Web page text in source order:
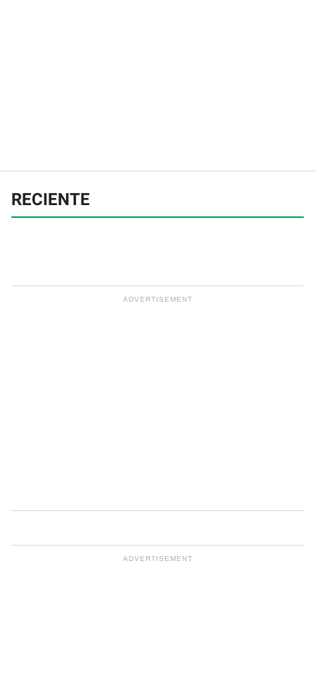
RECIENTE